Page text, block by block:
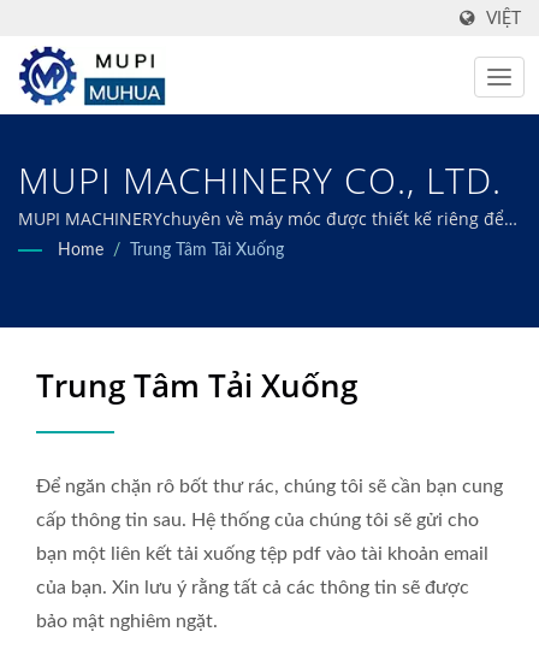
VIỆT
MUPI MACHINERY CO., LTD.
MUPI MACHINERYchuyên về máy móc được thiết kế riêng để
đáp ứng mọi nhu cầu chế biến thực phẩm đóng hộp, đông
Home / Trung Tâm Tải Xuống
Trung Tâm Tải Xuống
Để ngăn chặn rô bốt thư rác, chúng tôi sẽ cần bạn cung
cấp thông tin sau. Hệ thống của chúng tôi sẽ gửi cho
bạn một liên kết tải xuống tệp pdf vào tài khoản email
của bạn. Xin lưu ý rằng tất cả các thông tin sẽ được
bảo mật nghiêm ngặt.